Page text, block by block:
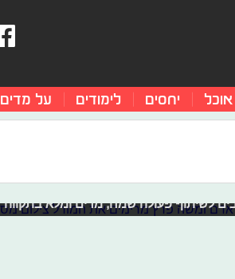
אוכל יחסים לימודים על מדים
לשיתוף פעולה שמח, מרים ומלא בתקווה